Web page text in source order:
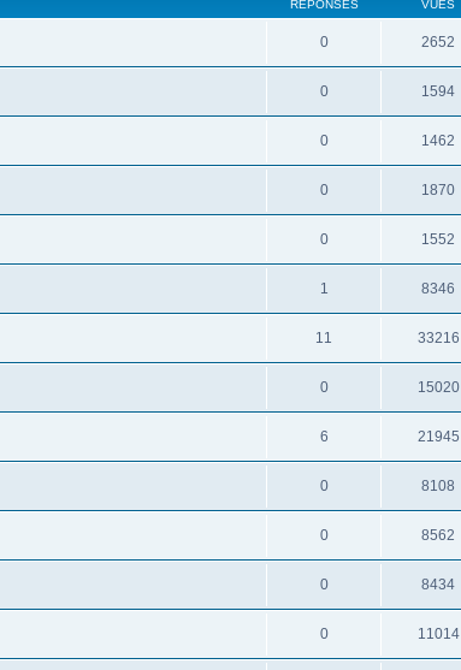
RÉPONSES VUES
0 2652
0 1594
0 1462
0 1870
0 1552
1 8346
11 33216
0 15020
6 21945
0 8108
0 8562
0 8434
0 11014